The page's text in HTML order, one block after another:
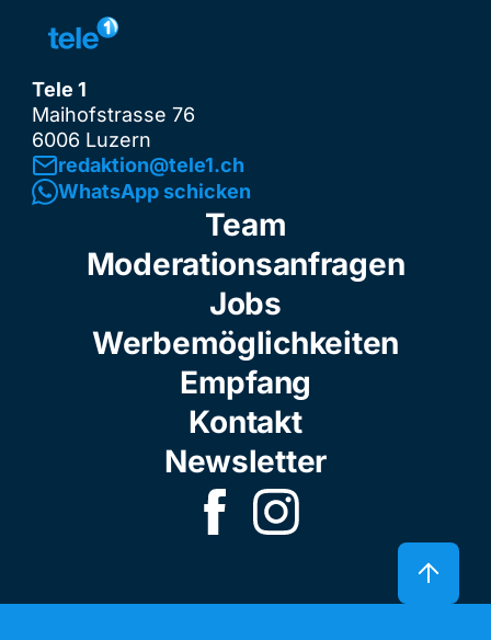
Tele 1
Maihofstrasse 76
6006 Luzern
redaktion@tele1.ch
WhatsApp schicken
Team
Moderationsanfragen
Jobs
Werbemöglichkeiten
Empfang
Kontakt
Newsletter